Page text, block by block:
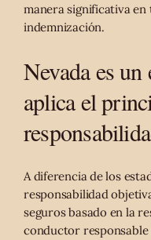
manera significativa
indemnización.
Nevada es un
aplica el
A diferencia de los
responsabilidad
seguros basado en la
conductor